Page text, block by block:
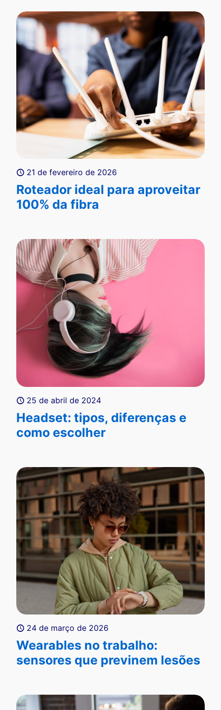
21 de fevereiro de 2026
Roteador ideal para aproveitar
100% da fibra
25 de abril de 2024
Headset: tipos, diferenças e
como escolher
24 de março de 2026
Wearables no trabalho:
sensores que previnem lesões